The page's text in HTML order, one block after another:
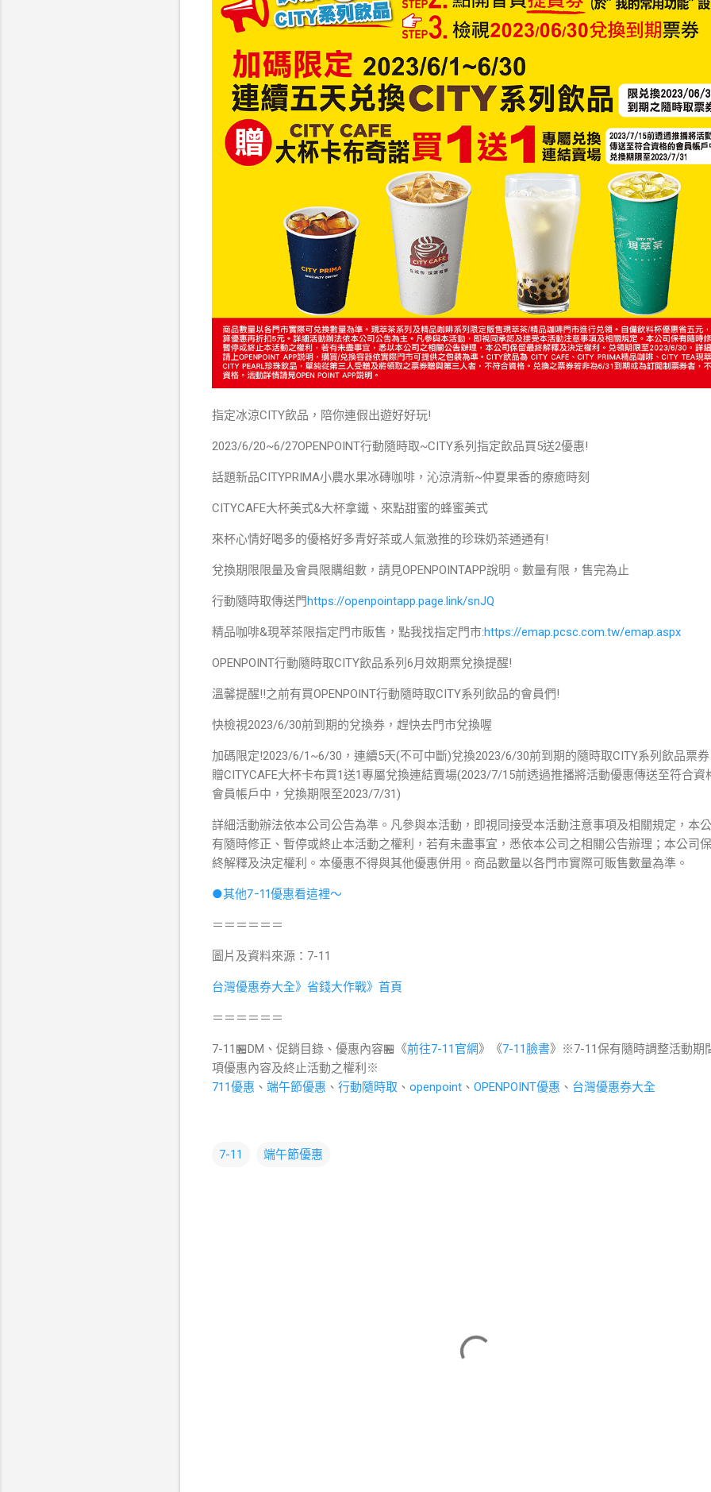
指定冰涼CITY飲品，陪你連假出遊好好玩!
2023/6/20~6/27OPENPOINT行動隨時取~CITY系列指定飲品買5送2優惠!
話題新品CITYPRIMA小農水果冰磚咖啡，沁涼清新~仲夏果香的療癒時刻
CITYCAFE大杯美式&大杯拿鐵、來點甜蜜的蜂蜜美式
來杯心情好喝多的優格好多青好茶或人氣激推的珍珠奶茶通通有!
兌換期限限量及會員限購組數，請見OPENPOINTAPP說明。數量有限，售完為止
行動隨時取傳送門https://openpointapp.page.link/snJQ
精品咖啡&現萃茶限指定門市販售，點我找指定門市:https://emap.pcsc.com.tw/emap.aspx
OPENPOINT行動隨時取CITY飲品系列6月效期票兌換提醒!
溫馨提醒!!之前有買OPENPOINT行動隨時取CITY系列飲品的會員們!
快檢視2023/6/30前到期的兌換券，趕快去門市兌換喔
加碼限定!2023/6/1~6/30，連續5天(不可中斷)兌換2023/6/30前到期的隨時取CITY系列飲品票
贈CITYCAFE大杯卡布買1送1專屬兌換連結賣場(2023/7/15前透過推播將活動優惠傳送至符合資
會員帳戶中，兌換期限至2023/7/31)
詳細活動辦法依本公司公告為準。凡參與本活動，即視同接受本活動注意事項及相關規定，本
有隨時修正、暫停或終止本活動之權利，若有未盡事宜，悉依本公司之相關公告辦理；本公司
終解釋及決定權利。本優惠不得與其他優惠併用。商品數量以各門市實際可販售數量為準。
●其他7-11優惠看這裡～
＝＝＝＝＝＝
圖片及資料來源：7-11
台灣優惠券大全》省錢大作戰》首頁
＝＝＝＝＝＝
7-11🏪DM、促銷目錄、優惠內容🏪《前往7-11官網》《7-11臉書》※7-11保有隨時調整活動期
項優惠內容及終止活動之權利※
711優惠 、 端午節優惠 、 行動隨時取 、 openpoint 、 OPENPOINT優惠 、 台灣優惠券大全
7-11 端午節優惠